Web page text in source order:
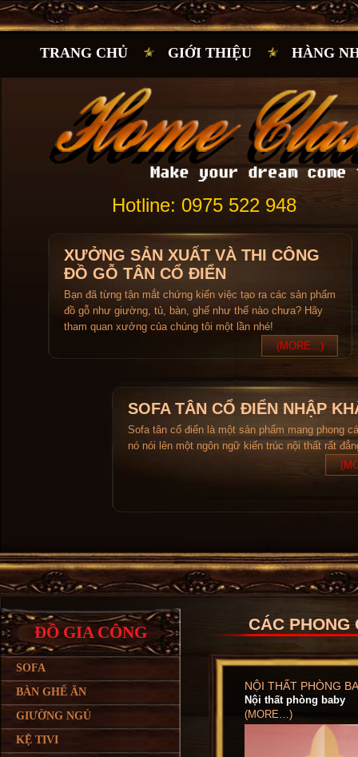
TRANG CHỦ GIỚI THIỆU HÀNG
Hotline: 0975 522 948
XƯỞNG SẢN XUẤT VÀ THI CÔNG
ĐỒ GỖ TÂN CỔ ĐIỂN
Bạn đã từng tận mắt chứng kiến việc tạo ra các sản phẩm
đồ gỗ như giường, tủ, bàn, ghế như thế nào chưa? Hãy
tham quan xưởng của chúng tôi một lần nhé!
(MORE...)
SOFA TÂN CỔ ĐIỂN NHẬP
Sofa tân cổ điển là một sản phẩm mang phong
nó nói lên một ngôn ngữ kiến trúc nội thất rất
ĐỒ GIA CÔNG
SOFA
BÀN GHẾ ĂN
GIƯỜNG NGỦ
KỆ TIVI
CÁC PHONG
NỘI THẤT PHÒNG
Nội thất phòng baby
(MORE…)